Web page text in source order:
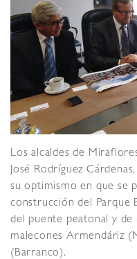
Los alcaldes de
José Rodríguez
su optimismo en que se
construcción del Parque
del puente peatonal y
malecones Armendáriz
(Barranco).